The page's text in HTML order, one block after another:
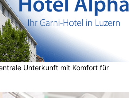
Unterkunft mit Komfort für